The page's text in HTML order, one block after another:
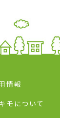
情報
モについて